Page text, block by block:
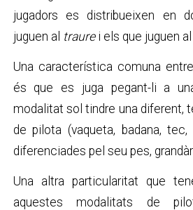
jugadors es distribueixen en
juguen al traurei els que juguen al
Una característica comuna
és que es juga pegant-li a
modalitat sol tindre una diferent,
de pilota (vaqueta, badana,
diferenciades pel seu pes,
Una altra particularitat que
aquestes modalitats de